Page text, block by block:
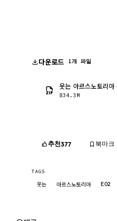
다운로드 1개 파일
웃는 아르스노토리
834.3M
추천377 북마크
TAGS
웃는 아르스노토리아 E02